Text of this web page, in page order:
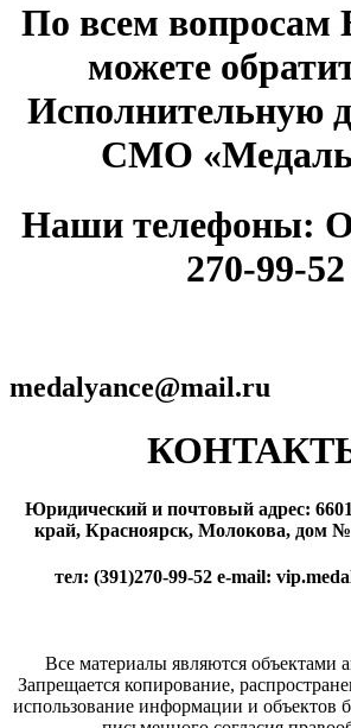
По всем вопросам
можете
Исполнительную
СМО
Наши телефоны:
270-99-52
medalyance@mail.ru
Юридический и почтовый адрес:
край, Красноярск, Молокова, дом №
тел: (391)270-99-52 e-mail:
Все материалы являются объектами
Запрещается копирование,
использование информации и объектов